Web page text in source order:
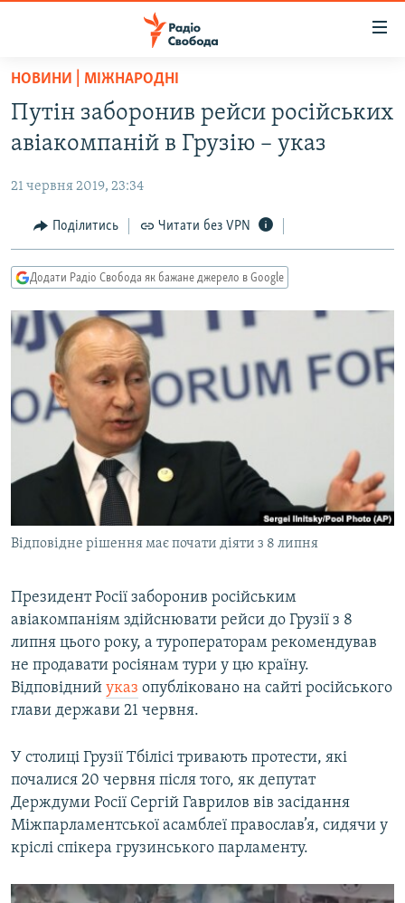
Перейти
основного
матеріалу
до
навігації
Перейти
до
РАДІО СВОБОДА – 70 РОКІВ
ВСЕ ЗА ДОБУ
ПОЛІТИКА
ЕКОНОМІКА
КУЛЬТУРА
СПОРТ
УКРАЇНА
СВІТ
ВІЙНА
РОСІЙСЬКА «ФІЛЬТРАЦІЯ»
КРИМ.РЕАЛІЇ
ТИ ЯК?
СХЕМИ
КИТАЙ.ВИКЛИКИ
МУЛЬТИМЕДІА
СПЕЦПРОЄКТИ
ПОДКАСТИ
РУС
УКР
КТАТ
ДОЛУЧАЙСЯ!
Усі сайти RFE/RL
НОВИНИ | МІЖНАРОДНІ
Путін заборонив рейси російських
авіакомпаній в Грузію – указ
21 червня 2019, 23:34
Поділитись Читати без VPN
Додати Радіо Свобода як бажане джерело в Google
Відповідне рішення має почати діяти з 8 липня
Президент Росії заборонив російським
авіакомпаніям здійснювати рейси до Грузії з 8
липня цього року, а туроператорам рекомендував
не продавати росіянам тури у цю країну.
Відповідний указ опубліковано на сайті російського
глави держави 21 червня.
​У столиці Грузії Тбілісі тривають протести, які
почалися 20 червня після того, як депутат
Держдуми Росії Сергій Гаврилов вів засідання
Міжпарламентської асамблеї православ’я, сидячи у
кріслі спікера грузинського парламенту.